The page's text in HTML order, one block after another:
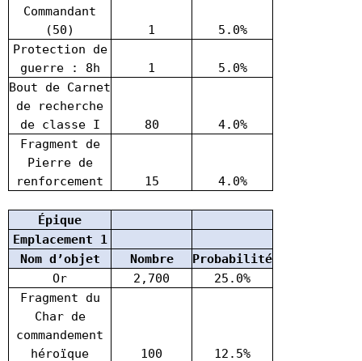
Commandant
(50)
1
5.0%
Protection de
guerre : 8h
1
5.0%
Bout de Carnet
de recherche
de classe I
80
4.0%
Fragment de
Pierre de
renforcement
15 4.0%
Épique
Emplacement 1
Nom d’objet
Nombre
Probabilité
Or
2,700
25.0%
Fragment du
Char de
commandement
héroïque
100
12.5%